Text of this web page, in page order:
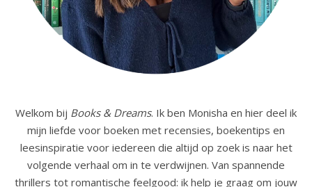
Welkom bij Books & Dreams. Ik ben Monisha en hier deel ik
mijn liefde voor boeken met recensies, boekentips en
leesinspiratie voor iedereen die altijd op zoek is naar het
volgende verhaal om in te verdwijnen. Van spannende
thrillers tot romantische feelgood: ik help je graag om jouw